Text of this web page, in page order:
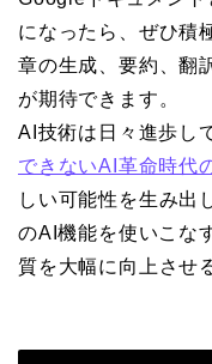
になったら、ぜひ積
章の生成、要約、翻
が期待できます。
AI技術は日々進歩し
できないAI革命時代
しい可能性を生み出
のAI機能を使いこな
質を大幅に向上させ